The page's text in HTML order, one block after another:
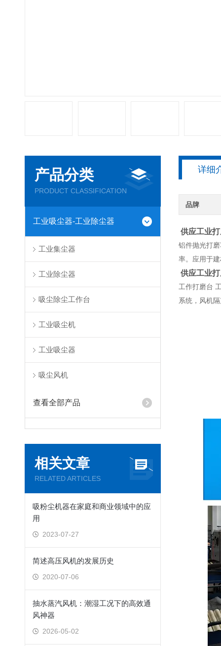
产品分类
PRODUCT CLASSIFICATION
工业吸尘器-工业除尘器
工业集尘器
工业除尘器
吸尘除尘工作台
工业吸尘机
工业吸尘器
吸尘风机
查看全部产品
相关文章
RELATED ARTICLES
吸粉尘机器在家庭和商业领域中的应
用
2023-07-27
简述高压风机的发展历史
2020-07-06
抽水蒸汽风机：潮湿工况下的高效通
风神器
2026-05-02
详细
品牌
供应工业
铝件抛光打
率。应用于
供应工业
工作打磨台
系统，风机